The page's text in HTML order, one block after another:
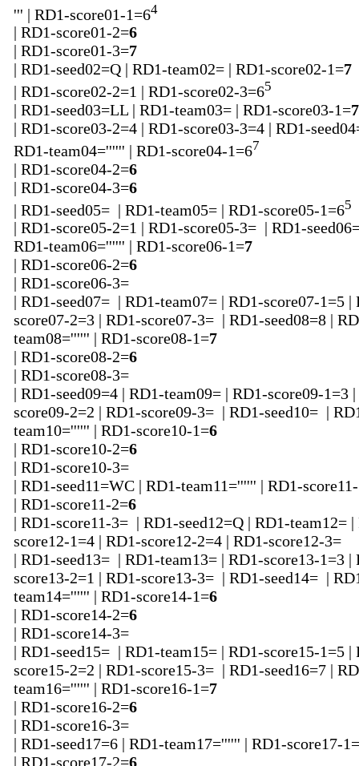
''' | RD1-score01-1=64
| RD1-score01-2=6
| RD1-score01-3=7
| RD1-seed02=Q | RD1-team02= | RD1-score02-1=7
| RD1-score02-2=1 | RD1-score02-3=65
| RD1-seed03=LL | RD1-team03= | RD1-score03-1=7
| RD1-score03-2=4 | RD1-score03-3=4 | RD1-
RD1-team04='''''' | RD1-score04-1=67
| RD1-score04-2=6
| RD1-score04-3=6
| RD1-seed05= | RD1-team05= | RD1-score05-1=65
| RD1-score05-2=1 | RD1-score05-3= | RD1-
RD1-team06='''''' | RD1-score06-1=7
| RD1-score06-2=6
| RD1-score06-3=
| RD1-seed07= | RD1-team07= | RD1-score07-1=5 |
score07-2=3 | RD1-score07-3= | RD1-seed08=8 |
team08='''''' | RD1-score08-1=7
| RD1-score08-2=6
| RD1-score08-3=
| RD1-seed09=4 | RD1-team09= | RD1-score09-1=3
score09-2=2 | RD1-score09-3= | RD1-seed10= |
team10='''''' | RD1-score10-1=6
| RD1-score10-2=6
| RD1-score10-3=
| RD1-seed11=WC | RD1-team11='''''' | RD1-
| RD1-score11-2=6
| RD1-score11-3= | RD1-seed12=Q | RD1-team12= |
score12-1=4 | RD1-score12-2=4 | RD1-score12-3=
| RD1-seed13= | RD1-team13= | RD1-score13-1=3 |
score13-2=1 | RD1-score13-3= | RD1-seed14= |
team14='''''' | RD1-score14-1=6
| RD1-score14-2=6
| RD1-score14-3=
| RD1-seed15= | RD1-team15= | RD1-score15-1=5 |
score15-2=2 | RD1-score15-3= | RD1-seed16=7 |
team16='''''' | RD1-score16-1=7
| RD1-score16-2=6
| RD1-score16-3=
| RD1-seed17=6 | RD1-team17='''''' | RD1-score17-1=
| RD1-score17-2=6